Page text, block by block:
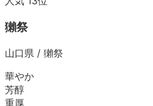
獺祭
山口県 / 獺祭
華やか
芳醇
重厚